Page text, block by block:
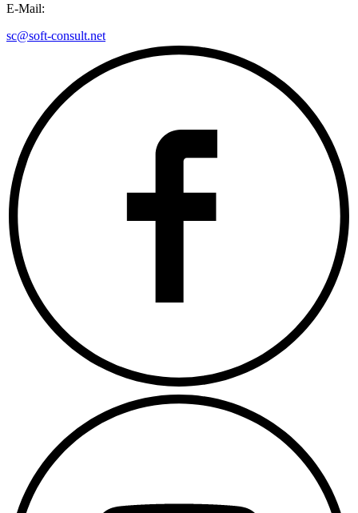
E-Mail:
sc@soft-consult.net